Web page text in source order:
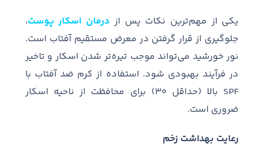
یکی از مهم‌ترین نکات پس از درمان اسکار پوست،
جلوگیری از قرار گرفتن در معرض مستقیم آفتاب است.
نور خورشید می‌تواند موجب تیره‌تر شدن اسکار و تاخیر
در فرآیند بهبودی شود. استفاده از کرم ضد آفتاب با
SPF بالا (حداقل ۳۰) برای محافظت از ناحیه اسکار
ضروری است.
رعایت بهداشت زخم